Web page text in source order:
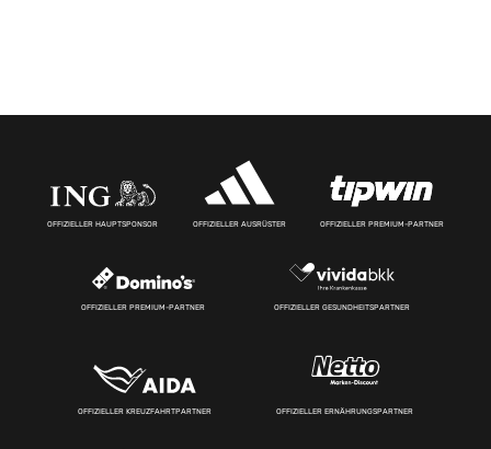
OFFIZIELLER HAUPTSPONSOR OFFIZIELLER AUSRÜSTER OFFIZIELLER PREMIUM-PARTNER
OFFIZIELLER PREMIUM-PARTNER OFFIZIELLER GESUNDHEITSPARTNER
OFFIZIELLER KREUZFAHRTPARTNER OFFIZIELLER ERNÄHRUNGSPARTNER